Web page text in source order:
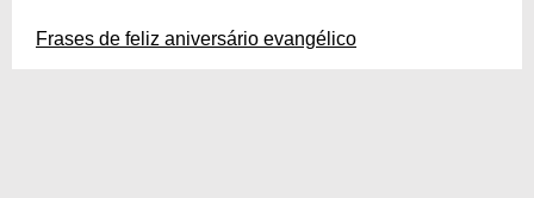
Frases de feliz aniversário evangélico